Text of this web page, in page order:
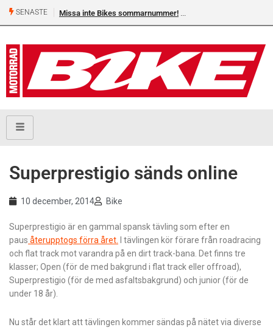
SENASTE Missa inte Bikes sommarnummer!
Superprestigio sänds online
10 december, 2014 Bike
Superprestigio är en gammal spansk tävling som efter en
paus återupptogs förra året. I tävlingen kör förare från roadracing
och flat track mot varandra på en dirt track-bana. Det finns tre
klasser; Open (för de med bakgrund i flat track eller offroad),
Superprestigio (för de med asfaltsbakgrund) och junior (för de
under 18 år).
Nu står det klart att tävlingen kommer sändas på nätet via diverse